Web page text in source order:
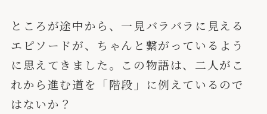
ところが途中から、一見バラバラに見える
エピソードが、ちゃんと繋がっているよう
に思えてきました。この物語は、二人がこ
れから進む道を「階段」に例えているので
はないか？